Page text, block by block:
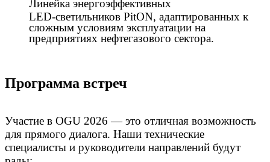
Линейка энергоэффективных
LED‑светильников PitON, адаптированных к
сложным условиям эксплуатации на
предприятиях нефтегазового сектора.
Программа встреч
Участие в OGU 2026 — это отличная возможность
для прямого диалога. Наши технические
специалисты и руководители направлений будут